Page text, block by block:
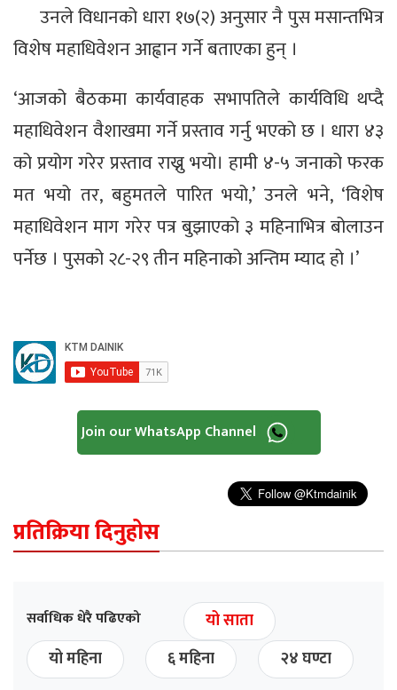
उनले विधानको धारा १७(२) अनुसार नै पुस मसान्तभित्र
विशेष महाधिवेशन आह्वान गर्ने बताएका हुन् ।
‘आजको बैठकमा कार्यवाहक सभापतिले कार्यविधि थप्दै
महाधिवेशन वैशाखमा गर्ने प्रस्ताव गर्नु भएको छ । धारा ४३
को प्रयोग गरेर प्रस्ताव राख्नु भयो। हामी ४-५ जनाको फरक
मत भयो तर, बहुमतले पारित भयो,’ उनले भने, ‘विशेष
महाधिवेशन माग गरेर पत्र बुझाएको ३ महिनाभित्र बोलाउन
पर्नेछ । पुसको २८-२९ तीन महिनाको अन्तिम म्याद हो ।’
Join our WhatsApp Channel
प्रतिक्रिया दिनुहोस
सर्वाधिक धेरै पढिएको
यो साता
यो महिना
६ महिना २४ घण्टा